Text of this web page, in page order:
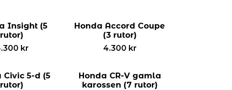
Insight (5
rutor)
kr
Honda Accord Coupe
(3 rutor)
4.300 kr
Civic 5-d (5
rutor)
Honda CR-V gamla
karossen (7 rutor)